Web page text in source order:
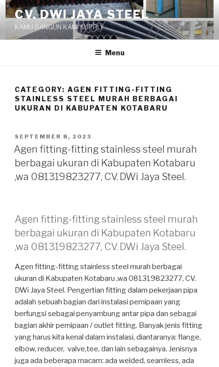
Skip
to
content
CV. DWI JAYA STEEL
KAMU BANGUN KAMI SUPPLY
Menu
CATEGORY: AGEN FITTING-FITTING
STAINLESS STEEL MURAH BERBAGAI
UKURAN DI KABUPATEN KOTABARU
POSTED
ON
SEPTEMBER 8, 2023
Agen fitting-fitting stainless steel murah
berbagai ukuran di Kabupaten Kotabaru
,wa 081319823277, CV. DWi Jaya Steel.
Agen fitting-fitting stainless steel murah
berbagai ukuran di Kabupaten Kotabaru
,wa 081319823277, CV. DWi Jaya Steel.
Agen fitting-fitting stainless steel murah berbagai
ukuran di Kabupaten Kotabaru ,wa 081319823277, CV.
DWi Jaya Steel. Pengertian fitting dalam pekerjaan pipa
adalah sebuah bagian dari instalasi pemipaan yang
berfungsi sebagai penyambung antar pipa dan sebagai
bagian akhir pemipaan / outlet fitting. Banyak jenis fitting
yang harus kita kenal dalam instalasi, diantaranya: flange,
elbow, reducer, valve,tee, dan lain sebagainya. Jenisnya
juga ada beberapa macam: ada welded, seamless, ada